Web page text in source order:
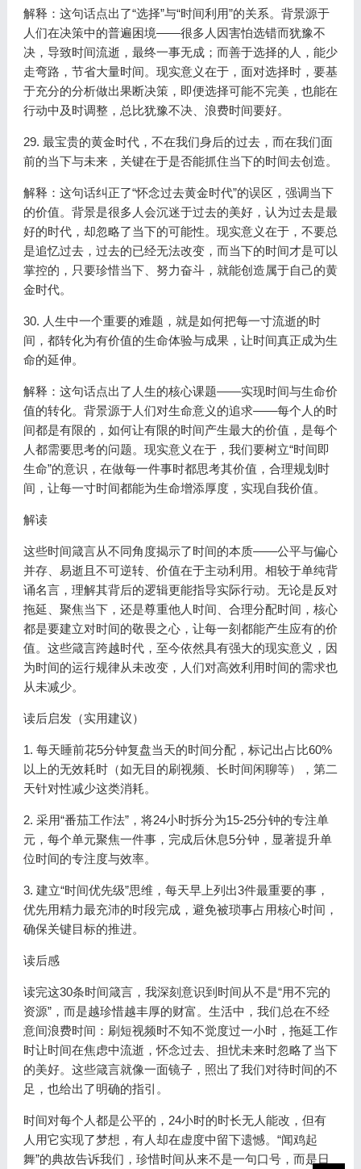
解释：这句话点出了“选择”与“时间利用”的关系。背景源于
人们在决策中的普遍困境——很多人因害怕选错而犹豫不
决，导致时间流逝，最终一事无成；而善于选择的人，能少
走弯路，节省大量时间。现实意义在于，面对选择时，要基
于充分的分析做出果断决策，即便选择可能不完美，也能在
行动中及时调整，总比犹豫不决、浪费时间要好。
29. 最宝贵的黄金时代，不在我们身后的过去，而在我们面
前的当下与未来，关键在于是否能抓住当下的时间去创造。
解释：这句话纠正了“怀念过去黄金时代”的误区，强调当下
的价值。背景是很多人会沉迷于过去的美好，认为过去是最
好的时代，却忽略了当下的可能性。现实意义在于，不要总
是追忆过去，过去的已经无法改变，而当下的时间才是可以
掌控的，只要珍惜当下、努力奋斗，就能创造属于自己的黄
金时代。
30. 人生中一个重要的难题，就是如何把每一寸流逝的时
间，都转化为有价值的生命体验与成果，让时间真正成为生
命的延伸。
解释：这句话点出了人生的核心课题——实现时间与生命价
值的转化。背景源于人们对生命意义的追求——每个人的时
间都是有限的，如何让有限的时间产生最大的价值，是每个
人都需要思考的问题。现实意义在于，我们要树立“时间即
生命”的意识，在做每一件事时都思考其价值，合理规划时
间，让每一寸时间都能为生命增添厚度，实现自我价值。
解读
这些时间箴言从不同角度揭示了时间的本质——公平与偏心
并存、易逝且不可逆转、价值在于主动利用。相较于单纯背
诵名言，理解其背后的逻辑更能指导实际行动。无论是反对
拖延、聚焦当下，还是尊重他人时间、合理分配时间，核心
都是要建立对时间的敬畏之心，让每一刻都能产生应有的价
值。这些箴言跨越时代，至今依然具有强大的现实意义，因
为时间的运行规律从未改变，人们对高效利用时间的需求也
从未减少。
读后启发（实用建议）
1. 每天睡前花5分钟复盘当天的时间分配，标记出占比60%
以上的无效耗时（如无目的刷视频、长时间闲聊等），第二
天针对性减少这类消耗。
2. 采用“番茄工作法”，将24小时拆分为15-25分钟的专注单
元，每个单元聚焦一件事，完成后休息5分钟，显著提升单
位时间的专注度与效率。
3. 建立“时间优先级”思维，每天早上列出3件最重要的事，
优先用精力最充沛的时段完成，避免被琐事占用核心时间，
确保关键目标的推进。
读后感
读完这30条时间箴言，我深刻意识到时间从不是“用不完的
资源”，而是越珍惜越丰厚的财富。生活中，我们总在不经
意间浪费时间：刷短视频时不知不觉度过一小时，拖延工作
时让时间在焦虑中流逝，怀念过去、担忧未来时忽略了当下
的美好。这些箴言就像一面镜子，照出了我们对待时间的不
足，也给出了明确的指引。
时间对每个人都是公平的，24小时的时长无人能改，但有
人用它实现了梦想，有人却在虚度中留下遗憾。“闻鸡起
舞”的典故告诉我们，珍惜时间从来不是一句口号，而是日